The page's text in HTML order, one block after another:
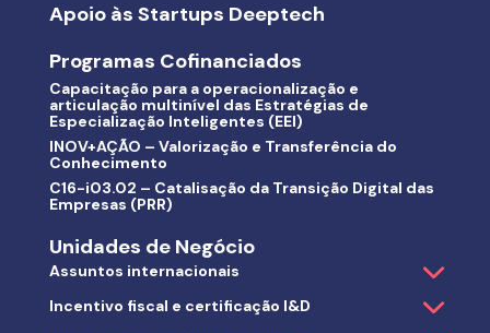
Apoio às Startups Deeptech
Programas Cofinanciados
Capacitação para a operacionalização e
articulação multinível das Estratégias de
Especialização Inteligentes (EEI)
INOV+AÇÃO – Valorização e Transferência do
Conhecimento
C16-i03.02 – Catalisação da Transição Digital das
Empresas (PRR)
Unidades de Negócio
Assuntos internacionais
Incentivo fiscal e certificação I&D